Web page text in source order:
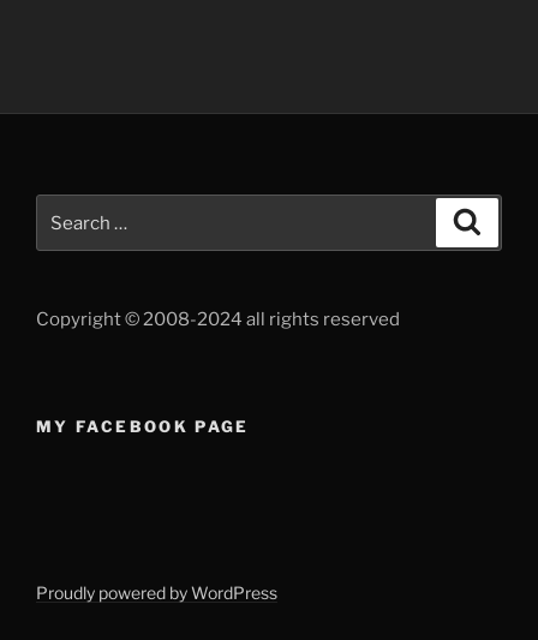
for:
Copyright © 2008-2024 all rights reserved
MY FACEBOOK PAGE
Proudly powered by WordPress